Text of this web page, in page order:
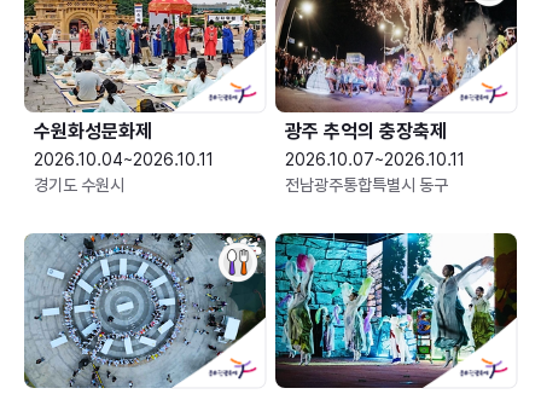
수원화성문화제
2026.10.04~2026.10.11
경기도 수원시
광주 추억의 충장축제
2026.10.07~2026.10.11
전남광주통합특별시 동구